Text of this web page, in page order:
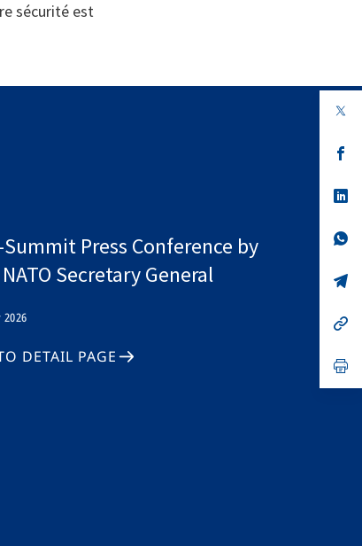
sécurité est
un
Summit Press Conference by
Secretary General
2026
DETAIL PAGE